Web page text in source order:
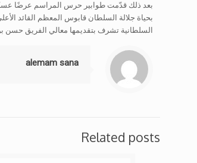
بعد ذلك قدّمت طوابير حرس المراسم عرضًا
بحياة جلالة السلطان قابوس المعظم القائد
السلطانية تشرف بتقديمها معالي الفريق
alemam sana
Related posts